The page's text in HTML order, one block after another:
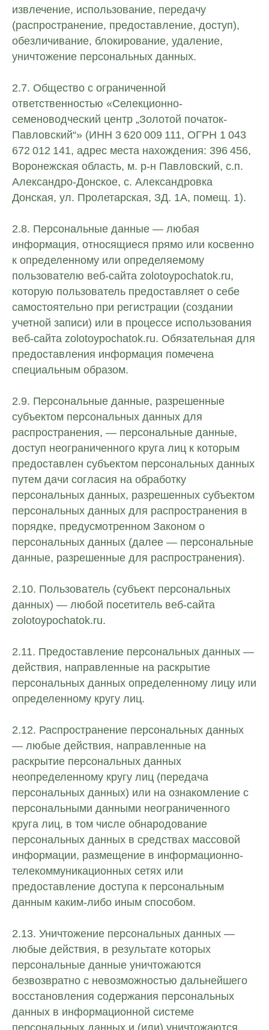
извлечение, использование, передачу
(распространение, предоставление, доступ),
обезличивание, блокирование, удаление,
уничтожение персональных данных.
2.7. Общество с ограниченной
ответственностью «Селекционно-
семеноводческий центр „Золотой початок-
Павловский“» (ИНН 3 620 009 111, ОГРН 1 043
672 012 141, адрес места нахождения: 396 456,
Воронежская область, м. р-н Павловский, с.п.
Александро-Донское, с. Александровка
Донская, ул. Пролетарская, ЗД. 1А, помещ. 1).
2.8. Персональные данные — любая
информация, относящиеся прямо или косвенно
к определенному или определяемому
пользователю веб-сайта zolotoypochatok.ru,
которую пользователь предоставляет о себе
самостоятельно при регистрации (создании
учетной записи) или в процессе использования
веб-сайта zolotoypochatok.ru. Обязательная для
предоставления информация помечена
специальным образом.
2.9. Персональные данные, разрешенные
субъектом персональных данных для
распространения, — персональные данные,
доступ неограниченного круга лиц к которым
предоставлен субъектом персональных данных
путем дачи согласия на обработку
персональных данных, разрешенных субъектом
персональных данных для распространения в
порядке, предусмотренном Законом о
персональных данных (далее — персональные
данные, разрешенные для распространения).
2.10. Пользователь (субъект персональных
данных) — любой посетитель веб-сайта
zolotoypochatok.ru.
2.11. Предоставление персональных данных —
действия, направленные на раскрытие
персональных данных определенному лицу или
определенному кругу лиц.
2.12. Распространение персональных данных
— любые действия, направленные на
раскрытие персональных данных
неопределенному кругу лиц (передача
персональных данных) или на ознакомление с
персональными данными неограниченного
круга лиц, в том числе обнародование
персональных данных в средствах массовой
информации, размещение в информационно-
телекоммуникационных сетях или
предоставление доступа к персональным
данным каким-либо иным способом.
2.13. Уничтожение персональных данных —
любые действия, в результате которых
персональные данные уничтожаются
безвозвратно с невозможностью дальнейшего
восстановления содержания персональных
данных в информационной системе
персональных данных и (или) уничтожаются